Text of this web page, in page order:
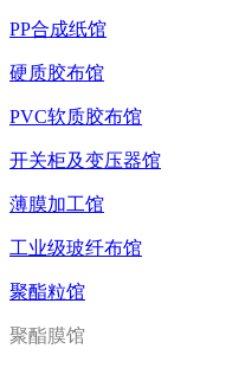
PP合成纸馆
硬质胶布馆
PVC软质胶布馆
开关柜及变压器馆
薄膜加工馆
工业级玻纤布馆
聚酯粒馆
聚酯膜馆